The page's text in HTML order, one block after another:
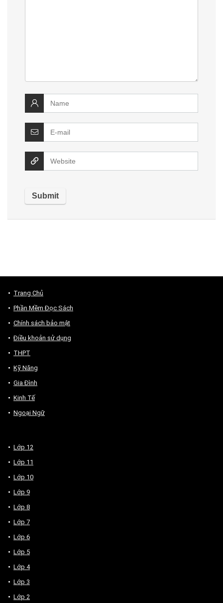
Trang Chủ
Phần Mềm Đọc Sách
Chính sách bảo mật
Điều khoản sử dụng
THPT
Kỹ Năng
Gia Đình
Kinh Tế
Ngoại Ngữ
Lớp 12
Lớp 11
Lớp 10
Lớp 9
Lớp 8
Lớp 7
Lớp 6
Lớp 5
Lớp 4
Lớp 3
Lớp 2